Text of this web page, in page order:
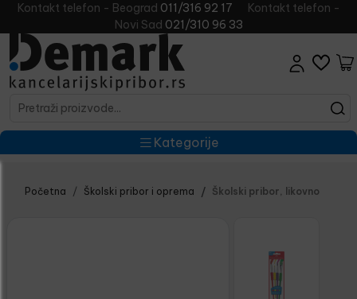
Kontakt telefon - Beograd 011/316 92 17
Kontakt telefon -
Novi Sad 021/310 96 33
Kategorije
Početna Školski pribor i oprema Školski pribor, likovno